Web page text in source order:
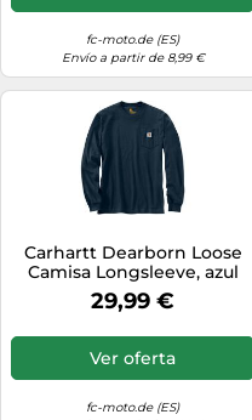
fc-moto.de (ES)
Envío a partir de 8,99 €
Carhartt Dearborn Loose
Camisa Longsleeve, azul
oscuro, Talla XXL
29,99 €
Ver oferta
fc-moto.de (ES)